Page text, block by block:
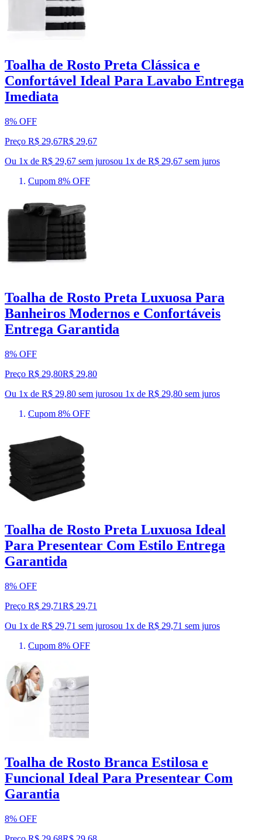
Toalha de Rosto Preta Clássica e
Confortável Ideal Para Lavabo Entrega
Imediata
8% OFF
Preço R$ 29,67R$ 29,67
Ou 1x de R$ 29,67 sem jurosou 1x de R$ 29,67 sem juros
Cupom 8% OFF
Toalha de Rosto Preta Luxuosa Para
Banheiros Modernos e Confortáveis
Entrega Garantida
8% OFF
Preço R$ 29,80R$ 29,80
Ou 1x de R$ 29,80 sem jurosou 1x de R$ 29,80 sem juros
Cupom 8% OFF
Toalha de Rosto Preta Luxuosa Ideal
Para Presentear Com Estilo Entrega
Garantida
8% OFF
Preço R$ 29,71R$ 29,71
Ou 1x de R$ 29,71 sem jurosou 1x de R$ 29,71 sem juros
Cupom 8% OFF
Toalha de Rosto Branca Estilosa e
Funcional Ideal Para Presentear Com
Garantia
8% OFF